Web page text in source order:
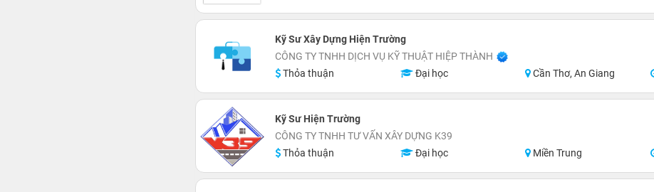
Kỹ Sư Xây Dựng Hiện Trường
CÔNG TY TNHH DỊCH VỤ KỸ THUẬT HIỆP THÀNH
Thỏa thuận
Đại học Cần Thơ, An Giang
Kỹ Sư Hiện Trường
CÔNG TY TNHH TƯ VẤN XÂY DỰNG K39
Thỏa thuận
Đại học Miền Trung